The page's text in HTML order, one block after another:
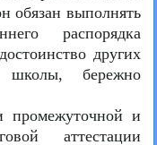
обязан выполнять
распорядка
других
школы, бережно
промежуточной и
аттестации